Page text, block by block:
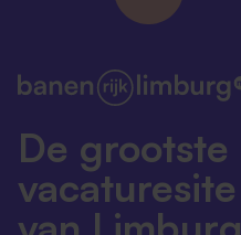
De grootste
vacaturesite